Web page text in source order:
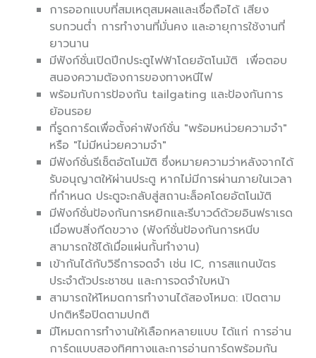
การออกแบบที่สมเหตุสมผลและเชื่อถือได้ เสียง
รบกวนต่ำ การทำงานที่มั่นคง และอายุการใช้งานที่
ยาวนาน
มีฟังก์ชั่นเปิดปีกประตูไฟฟ้าโดยอัตโนมัติ เพื่อตอบ
สนองความต้องการของทางหนีไฟ
พร้อมกับการป้องกัน tailgating และป้องกันการ
ย้อนรอย
ที่รูดการ์ดเพื่อตั้งค่าฟังก์ชั่น "พร้อมหน่วยความจำ"
หรือ "ไม่มีหน่วยความจำ"
มีฟังก์ชั่นรีเซ็ตอัตโนมัติ ซึ่งหมายความว่าหลังจากได้
รับอนุญาตให้ผ่านประตู หากไม่มีการผ่านภายในเวลา
ที่กำหนด ประตูจะกลับสู่สถานะล็อคโดยอัตโนมัติ
มีฟังก์ชั่นป้องกันการหยิกและรีบาวด์ด้วยอินฟราเรด
เมื่อพบสิ่งกีดขวาง (ฟังก์ชั่นป้องกันการหนีบ
สามารถใช้ได้เมื่อแผ่นกั้นทำงาน)
เข้ากันได้กับวิธีการจดจำ เช่น IC, การสแกนบัตร
ประจำตัวประชาชน และการจดจำใบหน้า
สามารถให้โหมดการทำงานได้สองโหมด: เปิดตาม
ปกติหรือปิดตามปกติ
มีโหมดการทำงานให้เลือกหลายแบบ ได้แก่ การอ่าน
การ์ดแบบสองทิศทางและการอ่านการ์ดพร้อมกัน